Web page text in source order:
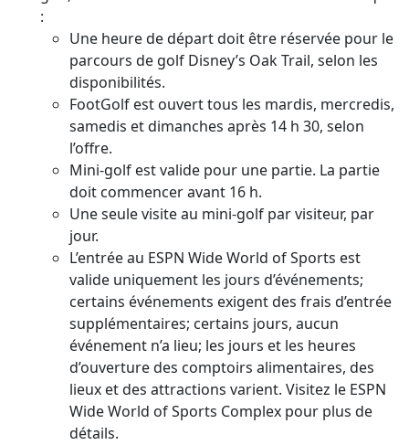
:
Une heure de départ doit être réservée pour le
parcours de golf Disney’s Oak Trail, selon les
disponibilités.
FootGolf est ouvert tous les mardis, mercredis,
samedis et dimanches après 14 h 30, selon
l’offre.
Mini-golf est valide pour une partie. La partie
doit commencer avant 16 h.
Une seule visite au mini-golf par visiteur, par
jour.
L’entrée au ESPN Wide World of Sports est
valide uniquement les jours d’événements;
certains événements exigent des frais d’entrée
supplémentaires; certains jours, aucun
événement n’a lieu; les jours et les heures
d’ouverture des comptoirs alimentaires, des
lieux et des attractions varient. Visitez le ESPN
Wide World of Sports Complex pour plus de
détails.